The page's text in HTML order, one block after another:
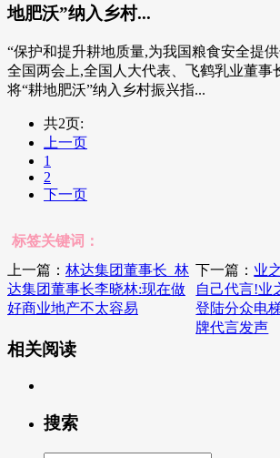
地肥沃”纳入乡村...
“保护和提升耕地质量,为我国粮食安全提
全国两会上,全国人大代表、飞鹤乳业董事
将“耕地肥沃”纳入乡村振兴指...
共2页:
上一页
1
2
下一页
标签关键词：
上一篇： 林达集团董事长_林
达集团董事长李晓林:现在做
好商业地产不太容易
下一篇： 业
自己代言!业
登陆分众电
牌代言发声
相关阅读
搜索